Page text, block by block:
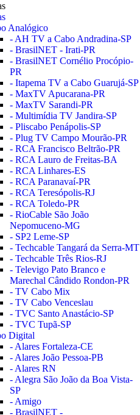
Analógico
- AH TV a Cabo Andradina-SP
- BrasilNET - Irati-PR
- BrasilNET Cornélio Procópio-
PR
- Itapema TV a Cabo Guarujá-SP
- MaxTV Apucarana-PR
- MaxTV Sarandi-PR
- Multimídia TV Jandira-SP
- Pliscabo Penápolis-SP
- Plug TV Campo Mourão-PR
- RCA Francisco Beltrão-PR
- RCA Lauro de Freitas-BA
- RCA Linhares-ES
- RCA Paranavaí-PR
- RCA Teresópolis-RJ
- RCA Toledo-PR
- RioCable São João
Nepomuceno-MG
- SP2 Leme-SP
- Techcable Tangará da Serra-MT
- Techcable Três Rios-RJ
- Televigo Pato Branco e
Marechal Cândido Rondon-PR
- TV Cabo Mix
- TV Cabo Venceslau
- TVC Santo Anastácio-SP
- TVC Tupã-SP
Digital
- Alares Fortaleza-CE
- Alares João Pessoa-PB
- Alares RN
- Alegra São João da Boa Vista-
SP
- Amigo
- BrasilNET -